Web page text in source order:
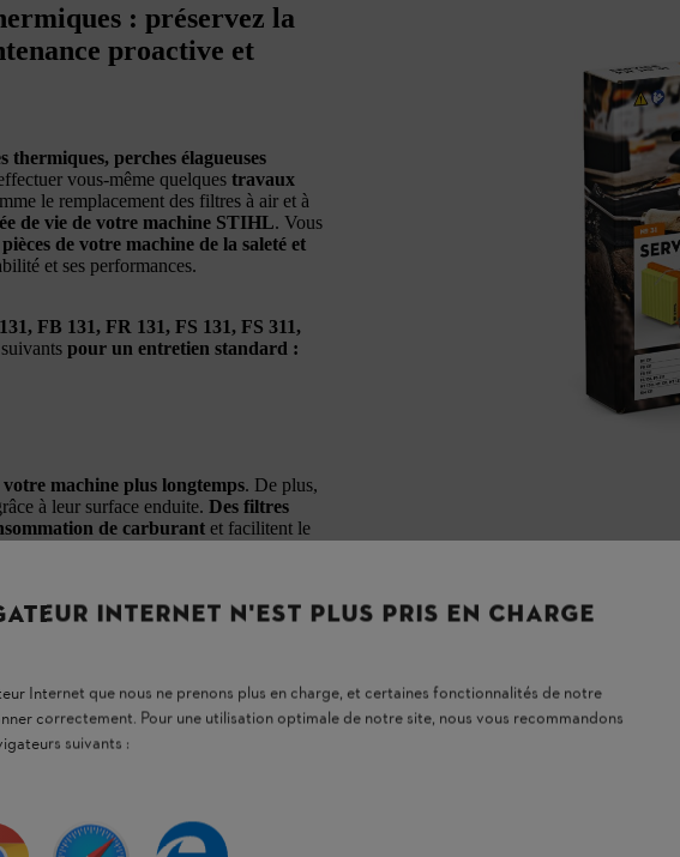
: préservez la
proactive et
thermiques, perches élagueuses
vous-même quelques travaux
le remplacement des filtres à air et à
de vie de votre machine STIHL. Vous
de votre machine de la saleté et
et ses performances.
FB 131, FR 131, FS 131, FS 311,
pour un entretien standard :
machine plus longtemps. De plus,
à leur surface enduite. Des filtres
de carburant et facilitent le
que d’habitude.
recommandé de
qu’elles ne pénètrent dans le moteur.
Le filtre à carburant doit lui aussi être
d’utiliser la
dans l’emballage du kit
à carburant.Aucun outil
INTERNET N'EST PLUS PRIS EN CHARGE
Internet que nous ne prenons plus en charge, et certaines fonctionnalités de notre
correctement. Pour une utilisation optimale de notre site, nous vous recommandons
suivants :